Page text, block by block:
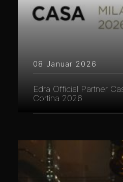
08 Januar 2026
Edra Official Partner
Cortina 2026